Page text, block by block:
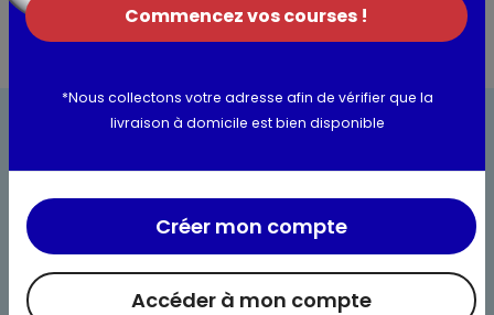
Nos engagements
Commencez vos courses !
*Nous collectons votre adresse afin de vérifier que la
livraison à domicile est bien disponible
Accéder à mon compte
Créer mon compte